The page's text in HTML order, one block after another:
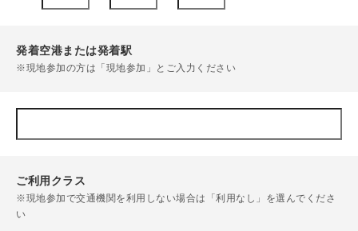
発着空港または発着駅
※現地参加の方は「現地参加」とご入力ください
ご利用クラス
※現地参加で交通機関を利用しない場合は「利用なし」を選んでくださ
い